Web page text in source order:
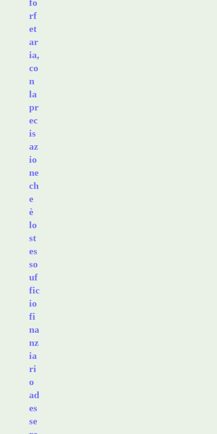
fo
rf
et
ar
ia,
co
n
la
pr
ec
is
az
io
ne
ch
e
è
lo
st
es
so
uf
fic
io
fi
na
nz
ia
ri
o
ad
es
se